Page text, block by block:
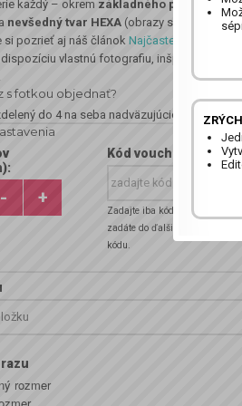
každý – okrem základného prevedenia
nevšedný tvar HEXA (obrazy so
si pozrieť aj náš článok Najčastejšie otázky
vlastnú fotografiu, inšpiráciu
s fotkou objednať?
do 4 na seba nadväzujúcich
- +
Kód voucheru:
Zadajte iba kód voucheru.
zadáte do ďalšieho poľa, ktoré
kódu.
rozmer